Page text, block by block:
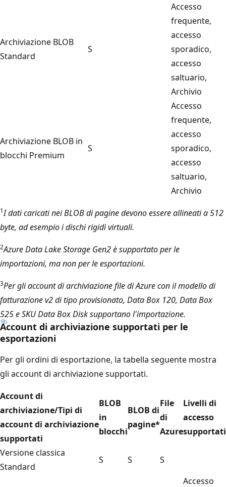
Archiviazione BLOB
Standard
S
Accesso
frequente,
accesso
sporadico,
accesso
saltuario,
Archivio
Archiviazione BLOB in
blocchi Premium
S
Accesso
frequente,
accesso
sporadico,
accesso
saltuario,
Archivio
1I dati caricati nei BLOB di pagine devono essere allineati a 512
byte, ad esempio i dischi rigidi virtuali.
2Azure Data Lake Storage Gen2 è supportato per le
importazioni, ma non per le esportazioni.
3Per gli account di archiviazione file di Azure con il modello di
fatturazione v2 di tipo provisionato, Data Box 120, Data Box
525 e SKU Data Box Disk supportano l'importazione.
Account di archiviazione supportati per le
esportazioni
Per gli ordini di esportazione, la tabella seguente mostra
gli account di archiviazione supportati.
Account di
archiviazione/Tipi di
account di archiviazione
supportati
BLOB
in
blocchi
BLOB di
pagine*
File
di
Azure
Livelli di
accesso
supportati
Versione classica
Standard
S S S
Accesso